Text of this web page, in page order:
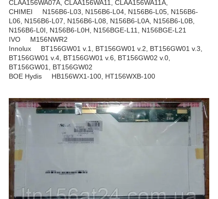
CLAA156WA07A, CLAA156WA11, CLAA156WA11A,
CHIMEI N156B6-L03, N156B6-L04, N156B6-L05, N156B6-
L06, N156B6-L07, N156B6-L08, N156B6-L0A, N156B6-L0B,
N156B6-L0I, N156B6-L0H, N156BGE-L11, N156BGE-L21
IVO M156NWR2
Innolux BT156GW01 v.1, BT156GW01 v.2, BT156GW01 v.3,
BT156GW01 v.4, BT156GW01 v.6, BT156GW02 v.0,
BT156GW01, BT156GW02
BOE Hydis HB156WX1-100, HT156WXB-100